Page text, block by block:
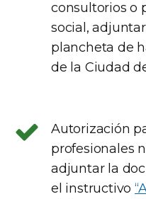
consultorios o
social,
plancheta de
de la Ciudad
Autorización
profesionales
adjuntar la
el instructivo